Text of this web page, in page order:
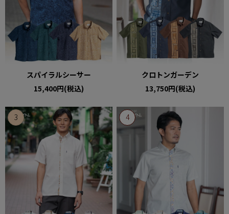
スパイラルシーサー
15,400円(税込)
クロトンガーデン
13,750円(税込)